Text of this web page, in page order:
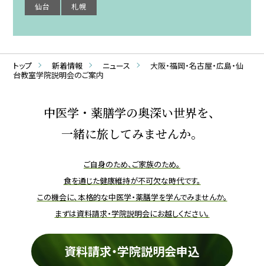
仙台 札幌
トップ 新着情報 ニュース
大阪・福岡・名古屋・広島・仙
台教室学院説明会のご案内
中医学・薬膳学の奥深い世界を、
一緒に旅してみませんか。
ご自身のため、ご家族のため。
食を通じた健康維持が不可欠な時代です。
この機会に、本格的な中医学・薬膳学を学んでみませんか。
まずは資料請求・学院説明会にお越しください。
資料請求・学院説明会申込